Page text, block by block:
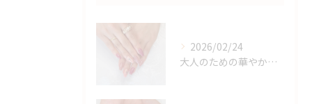
2026/02/24
大人のための華やかラメピンクネイル